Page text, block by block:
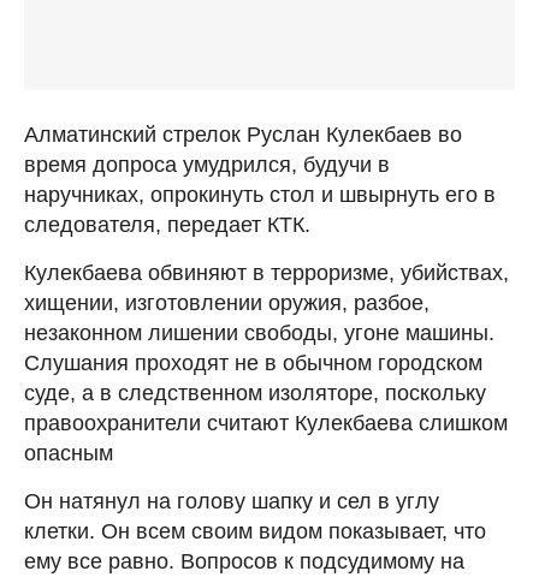
Алматинский стрелок Руслан Кулекбаев во
время допроса умудрился, будучи в
наручниках, опрокинуть стол и швырнуть его в
следователя, передает КТК.
Кулекбаева обвиняют в терроризме, убийствах,
хищении, изготовлении оружия, разбое,
незаконном лишении свободы, угоне машины.
Слушания проходят не в обычном городском
суде, а в следственном изоляторе, поскольку
правоохранители считают Кулекбаева слишком
опасным
Он натянул на голову шапку и сел в углу
клетки. Он всем своим видом показывает, что
ему все равно. Вопросов к подсудимому на